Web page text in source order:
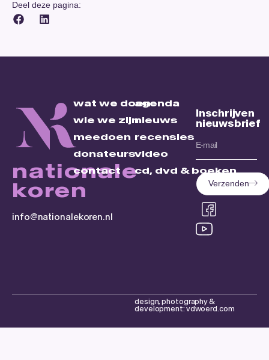
Deel deze pagina:
nationale
koren
info@nationalekoren.nl
wat we doen
wie we zijn
meedoen
donateurs
contact
agenda
nieuws
recensies
video
cd, dvd & boeken
Inschrijven
nieuwsbrief
Verzenden
design, photography &
development: vdwoerd.com